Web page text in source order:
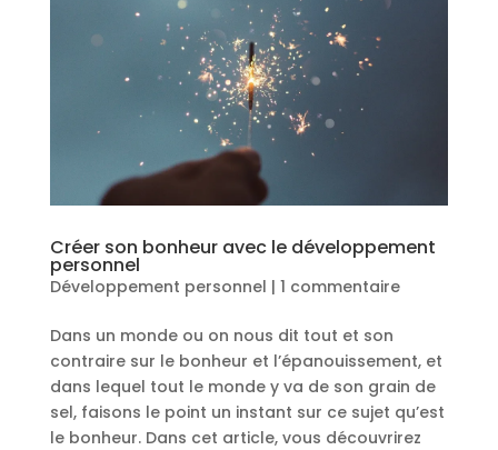
Créer son bonheur avec le développement
personnel
Développement personnel | 1 commentaire
Dans un monde ou on nous dit tout et son
contraire sur le bonheur et l’épanouissement, et
dans lequel tout le monde y va de son grain de
sel, faisons le point un instant sur ce sujet qu’est
le bonheur. Dans cet article, vous découvrirez